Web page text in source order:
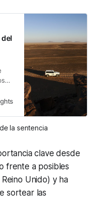
Maghrebia Research &
la sentencia
clave desde
frente a posibles
Unido) y ha
sortear las